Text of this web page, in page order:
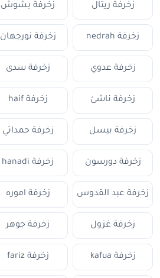
زخرفة ريتال زخرفة بشوش
زخرفة nedrah زخرفة نورجهان
زخرفة عدوي زخرفة سدى
زخرفة ناشئ زخرفة haif
زخرفة بيسل زخرفة حمداتي
زخرفة دورسون زخرفة hanadi
زخرفة عبد القدوس زخرفة اموره
زخرفة غزول زخرفة جوهر
زخرفة kafua زخرفة fariz